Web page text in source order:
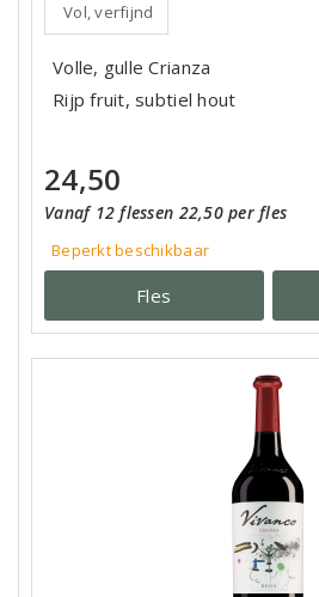
Vol, verfijnd
Volle, gulle Crianza
Rijp fruit, subtiel hout
24,50
Vanaf 12 flessen 22,50 per fles
Beperkt beschikbaar
Fles